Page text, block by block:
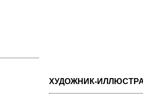
ХУДОЖНИК-